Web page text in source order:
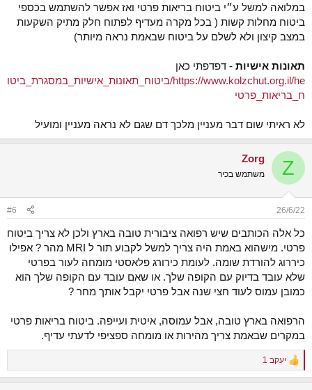
במלואה למשל ע״י ביטוח בריאות פרטי ואז אפשר להשתמש בכספי
ביטוח מחלות קשות ( בכל מקרה מעדיף לפתוח חלק מתיק השקעות
במצב קיצון ולא לשלם על ביטוח שבאמת נראה מיותר)
תאונות אישיות - דפדפתי כאן
https://www.kolzchut.org.il/he/ביטוח_תאונות_אישיות_במסגרת_ביטו
ח_בריאות_פרטי
לא ראיתי שום דבר מעניין מלכך דם שגם לא נראה מעניין ומועיל
Z
Zorg
משתמש בכיר
26/6/22
#6
כל אלה הכותבים שיש רפואה ציבורית טובה בארץ ולכן לא צריך ביטוח
פרטי. מישהוא באמת היה צריך למשל לקבוע תור ל MRI מהר ? אפילו
כיררוג להורדת שומה. לעומת כירורג פלאסטי מומחה לעור בפרטי
שלא עובד בדיוק עם הקופה שלך. או שאם עובד עם הקופה שלך הוא
כמובן עמוס לעוד חצי שנה אבל פרטי יקבל אותך מחר ?
הרפואה בארץ טובה, אבל עמוסה, איטית ועייפה. ביטוח בריאות פרטי
במקרים שבאמת צריך מהירות או מומחה ספציפי לדעתי עדיף.
R
e
יעקב 1